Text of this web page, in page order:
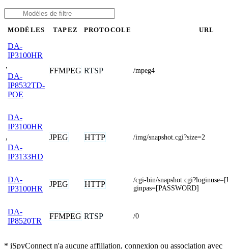
MODÈLES TAPEZ PROTOCOLE URL
DA-
IP3100HR
,
DA-
IP8532TD-
POE
FFMPEG RTSP /mpeg4
DA-
IP3100HR
,
DA-
IP3133HD
JPEG HTTP /img/snapshot.cgi?size=2
DA-
IP3100HR
JPEG HTTP
/cgi-bin/
ginpas=[PASSWORD]
DA-
IP8520TR
FFMPEG RTSP /0
* iSpyConnect n'a aucune affiliation, connexion ou association avec